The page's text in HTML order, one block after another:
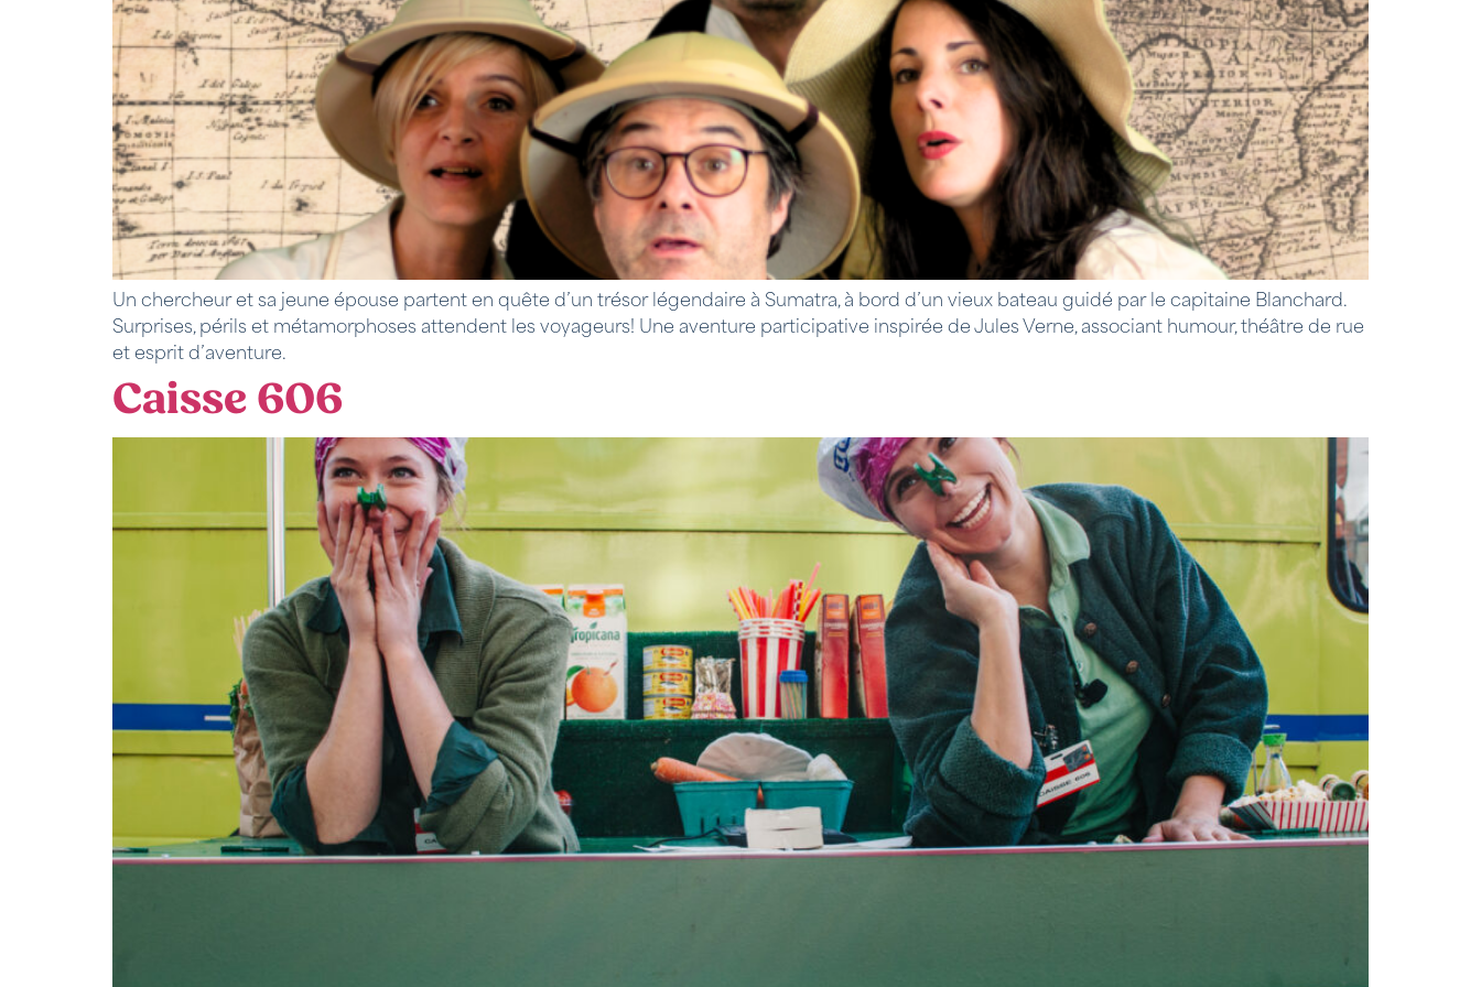
Un chercheur et sa jeune épouse partent en quête d’un trésor légendaire à Sumatra, à bord d’un vieux bateau guidé par le capitaine Blanchard.
Surprises, périls et métamorphoses attendent les voyageurs! Une aventure participative inspirée de Jules Verne, associant humour, théâtre de rue
et esprit d’aventure.
Caisse 606